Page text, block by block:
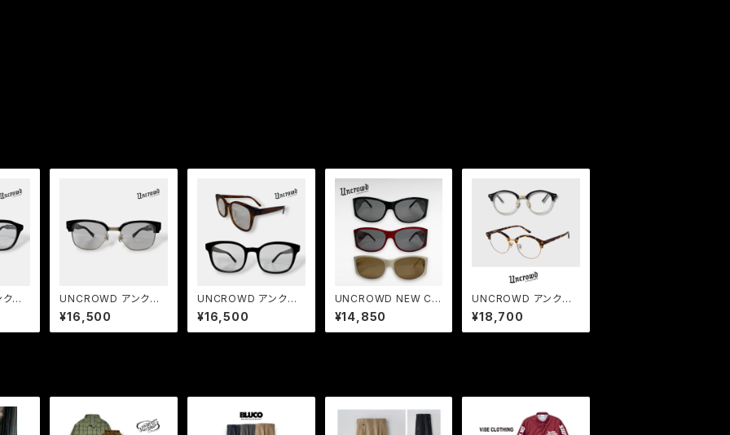
ラ
UNCROWD アンクラ
ウド LANCER 2026 サ
ーモントサングラス BL
ACK-L.GRAY
¥16,500
UNCROWD アンクラ
ウド HELLA-Ⅱ Photo
chromic 2026 調光レ
ンズ サングラス
¥16,500
UNCROWD NEW CE
DRIC サングラス 90s
スタイル バイカーシェ
ード 限定モデル
¥14,850
UNCROWD アンクラ
ウド FORTE 調光サン
グラス ブロータイプ オ
ーバルレンズ メンズ 紫
¥18,700